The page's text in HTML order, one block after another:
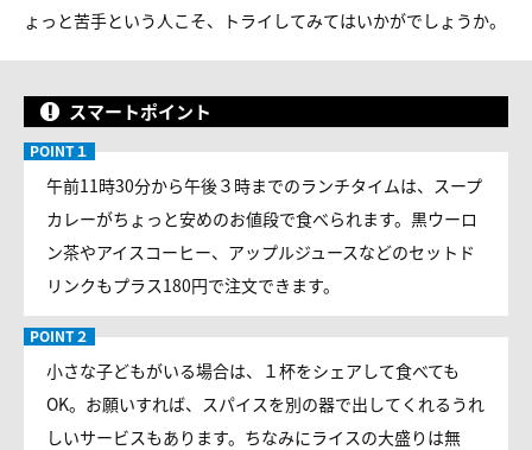
ょっと苦手という人こそ、トライしてみてはいかがでしょうか。
スマートポイント
午前11時30分から午後３時までのランチタイムは、スープ
カレーがちょっと安めのお値段で食べられます。黒ウーロ
ン茶やアイスコーヒー、アップルジュースなどのセットド
リンクもプラス180円で注文できます。
小さな子どもがいる場合は、１杯をシェアして食べても
OK。お願いすれば、スパイスを別の器で出してくれるうれ
しいサービスもあります。ちなみにライスの大盛りは無